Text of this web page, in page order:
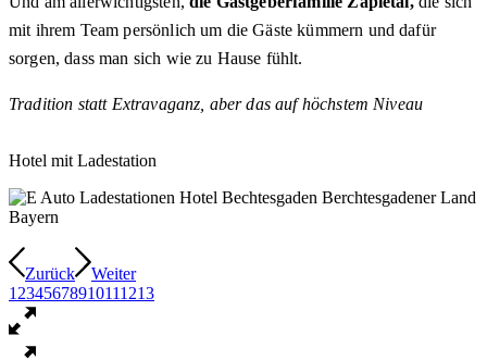
mit ihrem Team persönlich um die Gäste kümmern und dafür
sorgen, dass man sich wie zu Hause fühlt.
Tradition statt Extravaganz, aber das auf höchstem Niveau
Hotel mit Ladestation
Zurück
Weiter
1 2345678910111213